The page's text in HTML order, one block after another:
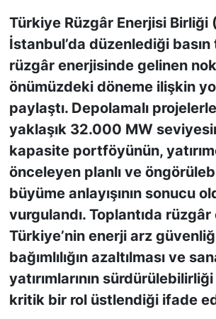
Türkiye Rüzgâr Enerjisi Birliği
İstanbul’da düzenlediği basın
rüzgâr enerjisinde gelinen
önümüzdeki döneme ilişkin
paylaştı. Depolamalı
yaklaşık 32.000 MW
kapasite portföyünün,
önceleyen planlı ve
büyüme anlayışının sonucu
vurgulandı. Toplantıda
Türkiye’nin enerji arz
bağımlılığın azaltılması ve
yatırımlarının sürdürülebilirliği
kritik bir rol üstlendiği ifade
KONGRE HABERLERİ
KONGRE TAKVİMİ
RÖPORTAJLAR
BİYOGRAFİLER